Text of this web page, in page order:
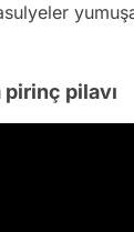
pilavı